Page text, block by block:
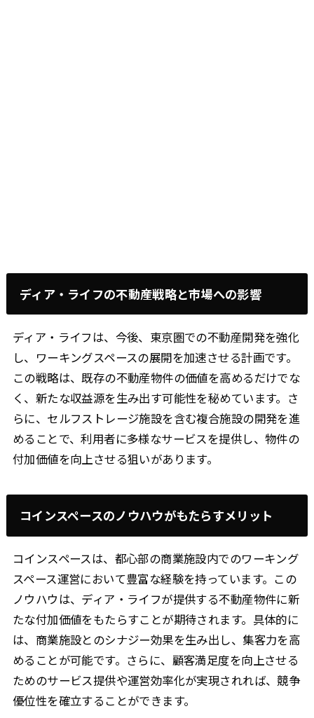
ディア・ライフの不動産戦略と市場への影響
ディア・ライフは、今後、東京圏での不動産開発を強化
し、ワーキングスペースの展開を加速させる計画です。
この戦略は、既存の不動産物件の価値を高めるだけでな
く、新たな収益源を生み出す可能性を秘めています。さ
らに、セルフストレージ施設を含む複合施設の開発を進
めることで、利用者に多様なサービスを提供し、物件の
付加価値を向上させる狙いがあります。
コインスペースのノウハウがもたらすメリット
コインスペースは、都心部の商業施設内でのワーキング
スペース運営において豊富な経験を持っています。この
ノウハウは、ディア・ライフが提供する不動産物件に新
たな付加価値をもたらすことが期待されます。具体的に
は、商業施設とのシナジー効果を生み出し、集客力を高
めることが可能です。さらに、顧客満足度を向上させる
ためのサービス提供や運営効率化が実現されれば、競争
優位性を確立することができます。